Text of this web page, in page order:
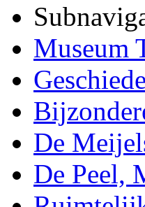
Museum
De
De Peel,